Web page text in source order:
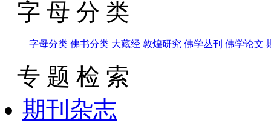
字 母 分 类
字母分类 佛书分类 大藏经 敦煌研究 佛学丛刊 佛学论文
专 题 检 索
期刊杂志